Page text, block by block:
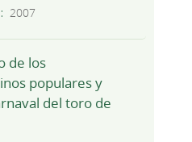
2007
de los
populares y
del toro de